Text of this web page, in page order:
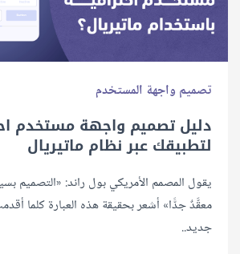
تصميم واجهة المستخدم
دليل تصميم واجهة مستخدم
لتطبيقك عبر نظام ماتيريال
يقول المصمم الأمريكي بول راند: «التصميم
معقَّدٌ جدًّا» أشعر بحقيقة هذه العبارة كلما
جديد..